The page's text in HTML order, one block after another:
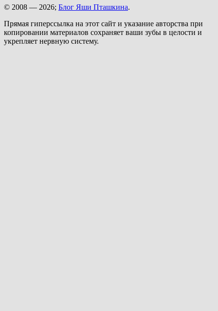
© 2008 — 2026; Блог Яши Пташкина.
Прямая гиперссылка на этот сайт и указание авторства при
копировании материалов сохраняет ваши зубы в целости и
укрепляет нервную систему.